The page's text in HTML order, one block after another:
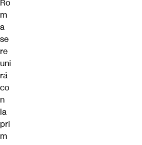
Ro
m
a
se
re
uni
rá
co
n
la
pri
m